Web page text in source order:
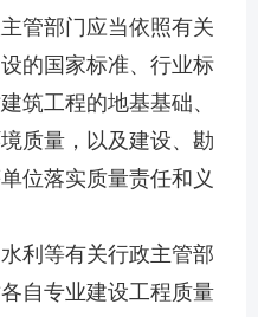
部门应当依照有关
的国家标准、行业标
筑工程的地基基础、
质量，以及建设、勘
位落实质量责任和义
等有关行政主管部
自专业建设工程质量